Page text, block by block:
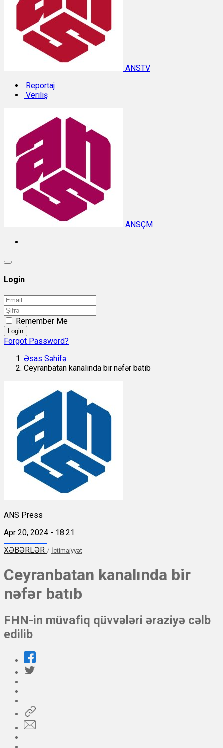
ANSTV
Reportaj
Veriliş
ANSÇM
Login
Remember Me
Login
Forgot Password?
Əsas Səhifə
Ceyranbatan kanalında bir nəfər batıb
ANS Press
Apr 20, 2024 - 18:21
XƏBƏRLƏR / İctimaiyyət
Ceyranbatan kanalında bir
nəfər batıb
FHN-in müvafiq qüvvələri əraziyə cəlb
edilib